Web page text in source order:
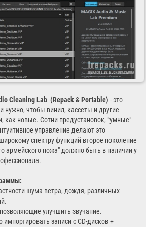
Cleaning Lab (Repack & Portable) - это
нужно, чтобы винил, кассеты и другие
как новые. Сотни предустановок, "умные"
управление делают это
спектру функций второе поколение
армейского ножа" должно быть в наличии у
шума ветра, дождя, различных
улучшить звучание.
записи с CD-дисков +